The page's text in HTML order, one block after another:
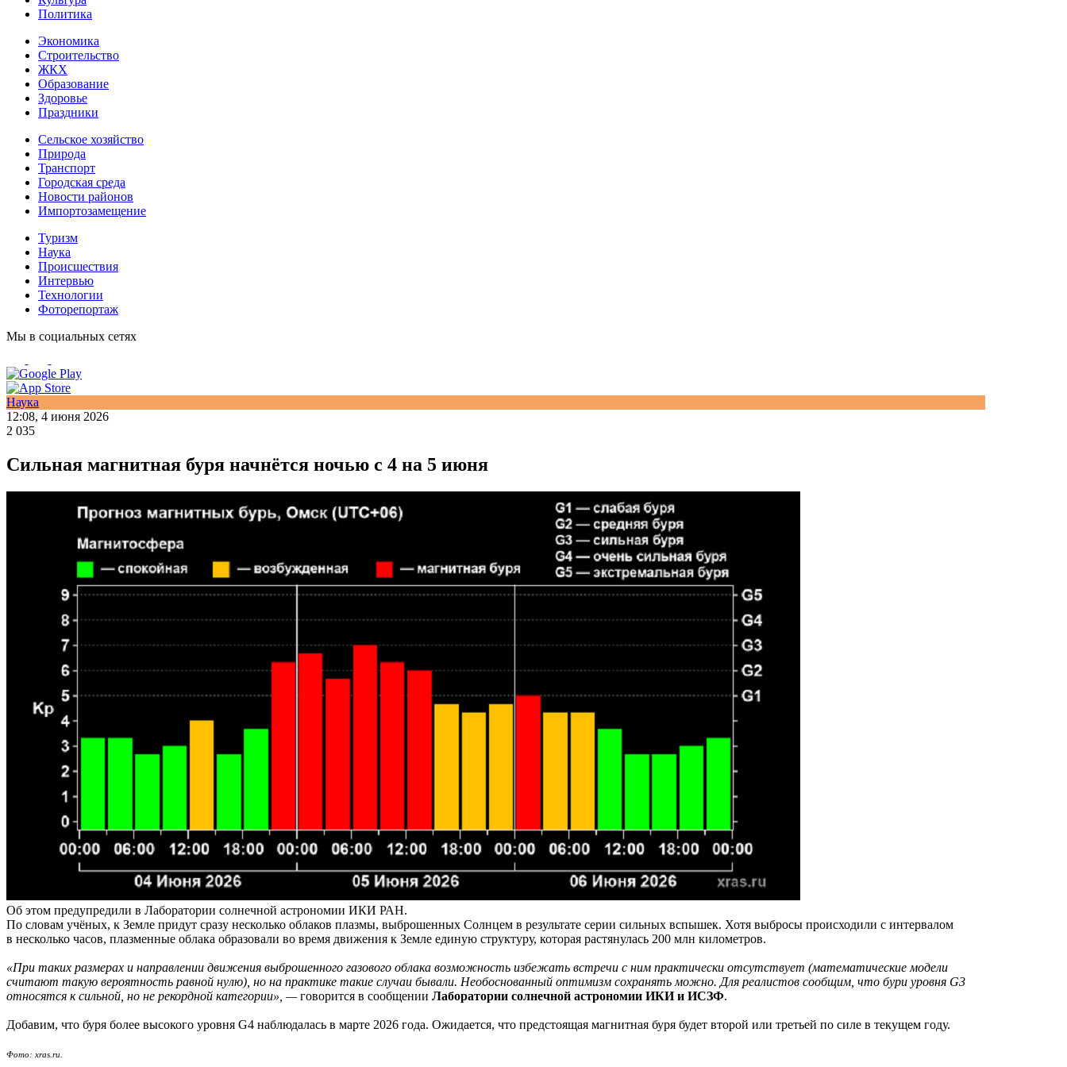
Политика
Экономика
Строительство
ЖКХ
Образование
Здоровье
Праздники
Сельское хозяйство
Природа
Транспорт
Городская среда
Новости районов
Импортозамещение
Туризм
Наука
Происшествия
Интервью
Технологии
Фоторепортаж
Мы в социальных сетях
Наука
12:08, 4 июня 2026
2 035
Сильная магнитная буря начнётся ночью с 4 на 5 июня
Об этом предупредили в Лаборатории солнечной астрономии ИКИ РАН.
По словам учёных, к Земле придут сразу несколько облаков плазмы, выброшенных Солнцем в результате серии сильных вспышек. Хотя выбросы происходили с интервалом
в несколько часов, плазменные облака образовали во время движения к Земле единую структуру, которая растянулась 200 млн километров.
«При таких размерах и направлении движения выброшенного газового облака возможность избежать встречи с ним практически отсутствует (математические модели
считают такую вероятность равной нулю), но на практике такие случаи бывали. Необоснованный оптимизм сохранять можно. Для реалистов сообщим, что бури уровня G3
относятся к сильной, но не рекордной категории», —говорится в сообщении Лаборатории солнечной астрономии ИКИ и ИСЗФ.
Добавим, что буря более высокого уровня G4 наблюдалась в марте 2026 года. Ожидается, что предстоящая магнитная буря будет второй или третьей по силе в текущем году.
Фото: xras.ru.